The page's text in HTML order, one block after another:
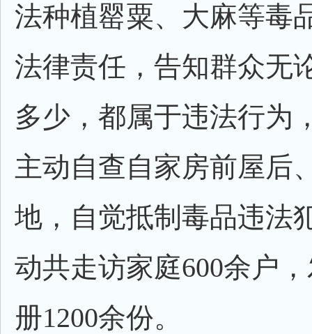
法种植罂粟、大麻等毒
法律责任，告知群众无
多少，都属于违法行为
主动自查自家房前屋后
地，自觉抵制毒品违法
动共走访家庭600余户
册1200余份。